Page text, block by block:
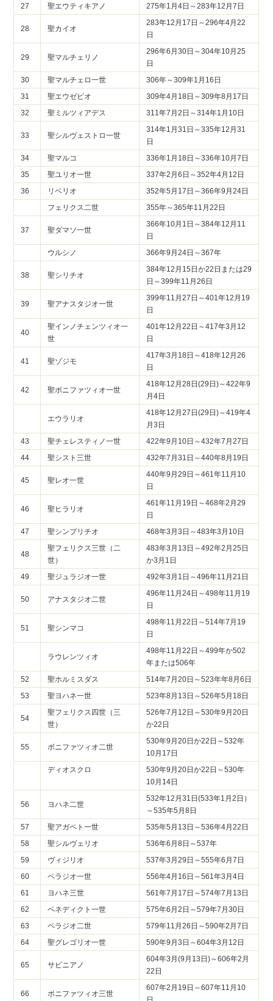
27
聖エウティキアノ 275年1月4日～283年12月7日
28 聖カイオ
283年12月17日～296年4月22
日
29 聖マルチェリノ
296年6月30日～304年10月25
日
30
聖マルチェロ一世
306年～309年1月16日
31
聖エウゼビオ
309年4月18日～309年8月17日
32
聖ミルツィアデス 311年7月2日～314年1月10日
33 聖シルヴェストロ一世
314年1月31日～335年12月31
日
34
聖マルコ
336年1月18日～336年10月7日
35
聖ユリオ一世
337年2月6日～352年4月12日
36
リベリオ
352年5月17日～366年9月24日
フェリクス二世
355年～365年11月22日
37 聖ダマソ一世
366年10月1日～384年12月11
日
ウルシノ
366年9月24日～367年
38 聖シリチオ
384年12月15日か22日または29
日～399年11月26日
39 聖アナスタジオ一世
399年11月27日～401年12月19
日
40
聖インノチェンツィオ一
世
401年12月22日～417年3月12
日
41 聖ゾジモ
417年3月18日～418年12月26
日
42 聖ボニファツィオ一世
418年12月28日(29日)～422年9
月4日
エウラリオ
418年12月27日(29日)～419年4
月3日
43
聖チェレスティノ一世
422年9月10日～432年7月27日
44
聖シスト三世 432年7月31日～440年8月19日
45 聖レオ一世
440年9月29日～461年11月10
日
46 聖ヒラリオ
461年11月19日～468年2月29
日
47
聖シンプリチオ 468年3月3日～483年3月10日
48
聖フェリクス三世（二
世）
483年3月13日～492年2月25日
か3月1日
49
聖ジュラジオ一世 492年3月1日～496年11月21日
50 アナスタジオ二世
496年11月24日～498年11月19
日
51 聖シンマコ
498年11月22日～514年7月19
日
ラウレンツィオ
498年11月22日～499年か502
年または506年
52
聖ホルミスダス
514年7月20日～523年年8月6日
53
聖ヨハネ一世 523年8月13日～526年5月18日
54
聖フェリクス四世（三
世）
526年7月12日～530年9月20日
か22日
55 ボニファツィオ二世
530年9月20日か22日～532年
10月17日
ディオスクロ
530年9月20日か22日～530年
10月14日
56 ヨハネ二世
532年12月31日(533年1月2日）
～535年5月8日
57
聖アガペト一世
535年5月13日～536年4月22日
58
聖シルヴェリオ
536年6月8日～537年
59
ヴィジリオ
537年3月29日～555年6月7日
60
ペラジオ一世
556年4月16日～561年3月4日
61
ヨハネ三世
561年7月17日～574年7月13日
62
ベネディクト一世
575年6月2日～579年7月30日
63
ペラジオ二世
579年11月26日～590年2月7日
64
聖グレゴリオ一世 590年9月3日～604年3月12日
65 サビニアノ
604年3月(9月13日)～606年2月
22日
66 ボニファツィオ三世
607年2月19日～607年11月10